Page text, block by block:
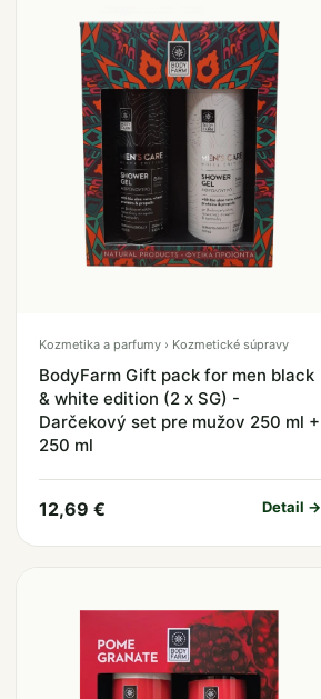
Kozmetika a parfumy › Kozmetické súpravy
BodyFarm Gift pack for men black
& white edition (2 x SG) -
Darčekový set pre mužov 250 ml +
250 ml
12,69 € Detail →